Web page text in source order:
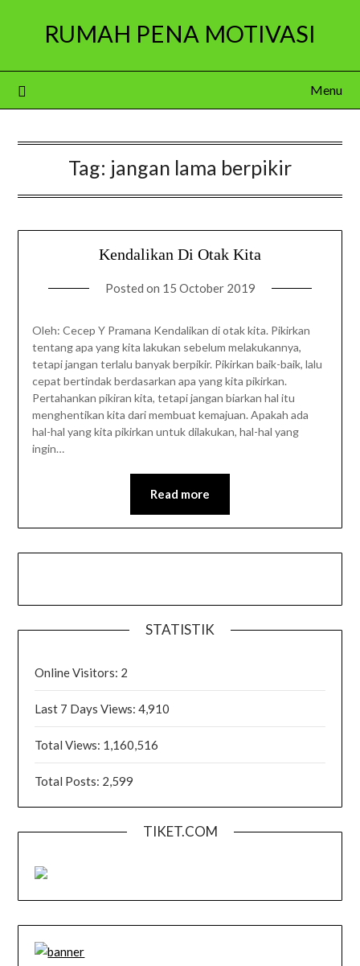
RUMAH PENA MOTIVASI
Menu
Tag: jangan lama berpikir
Kendalikan Di Otak Kita
Posted on 15 October 2019
Oleh: Cecep Y Pramana Kendalikan di otak kita. Pikirkan
tentang apa yang kita lakukan sebelum melakukannya,
tetapi jangan terlalu banyak berpikir. Pikirkan baik-baik, lalu
cepat bertindak berdasarkan apa yang kita pikirkan.
Pertahankan pikiran kita, tetapi jangan biarkan hal itu
menghentikan kita dari membuat kemajuan. Apakah ada
hal-hal yang kita pikirkan untuk dilakukan, hal-hal yang
ingin…
Read more
STATISTIK
Online Visitors: 2
Last 7 Days Views:4,910
Total Views: 1,160,516
Total Posts: 2,599
TIKET.COM